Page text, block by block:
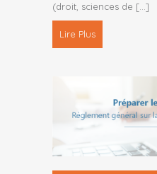
(droit, sciences de […]
Lire Plus